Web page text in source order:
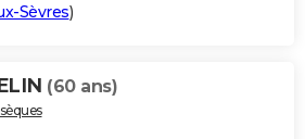
Sèvres)
(60 ans)